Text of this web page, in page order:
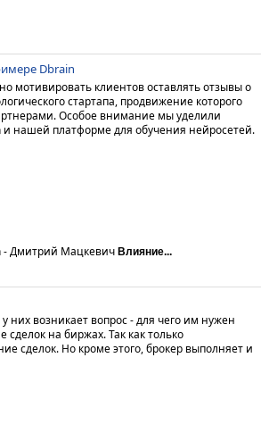
Dbrain
мотивировать клиентов оставлять отзывы о
стартапа, продвижение которого
Особое внимание мы уделили
нашей платформе для обучения нейросетей.
- Дмитрий Мацкевич Влияние...
них возникает вопрос - для чего им нужен
на биржах. Так как только
сделок. Но кроме этого, брокер выполняет и